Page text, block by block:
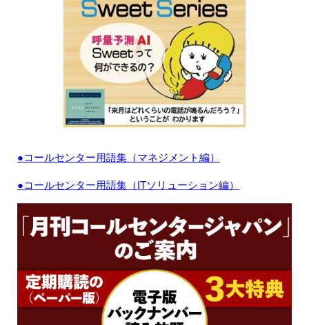
●コールセンター用語集（マネジメント編）
●コールセンター用語集（ITソリューション編）